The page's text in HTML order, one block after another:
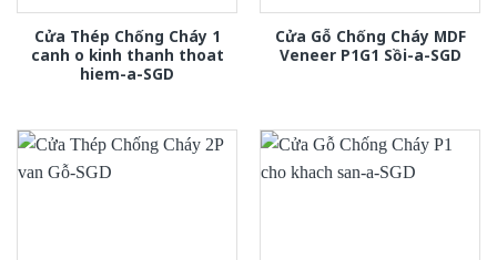
Cửa Thép Chống Cháy 1
canh o kinh thanh thoat
hiem-a-SGD
Cửa Gỗ Chống Cháy MDF
Veneer P1G1 Sồi-a-SGD